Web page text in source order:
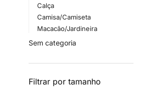
Calça
Camisa/Camiseta
Macacão/Jardineira
Sem categoria
Filtrar por tamanho